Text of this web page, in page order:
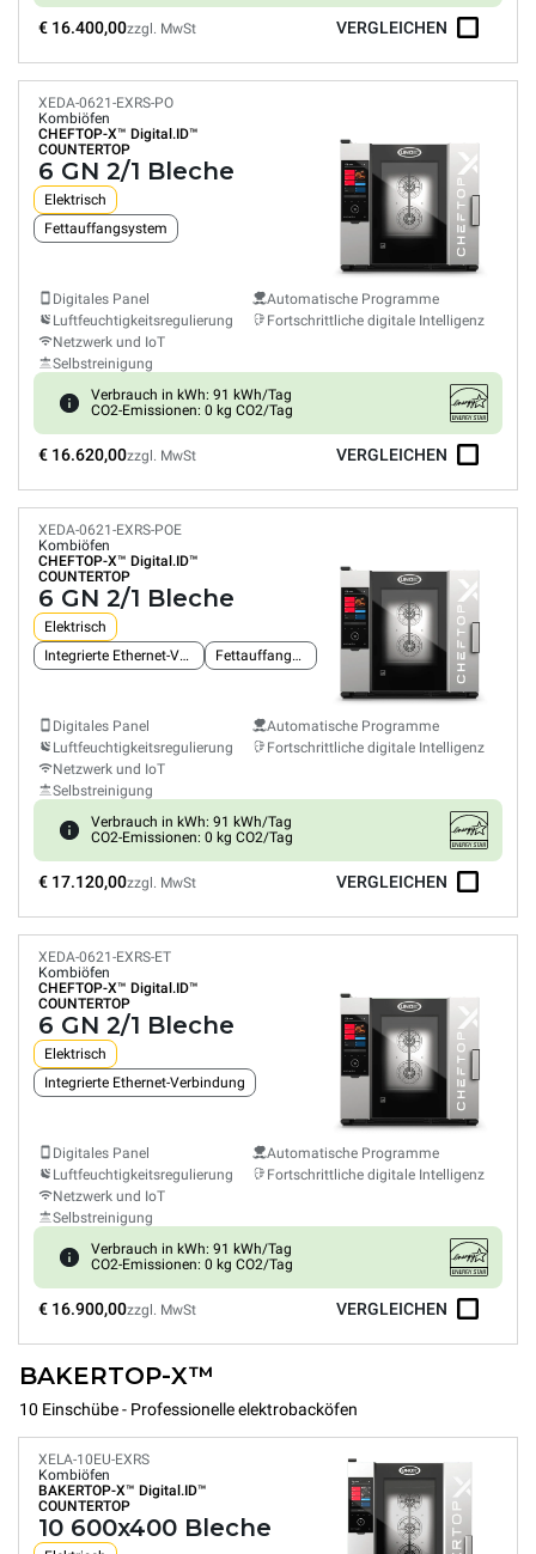
€ 16.400,00zzgl. MwSt VERGLEICHEN
XEDA-0621-EXRS-PO
Kombiöfen
CHEFTOP-X™ Digital.ID™
COUNTERTOP
6 GN 2/1 Bleche
Elektrisch
Fettauffangsystem
Digitales Panel
Luftfeuchtigkeitsregulierung
Netzwerk und IoT
Selbstreinigung
Automatische Programme
Fortschrittliche digitale Intelligenz
Verbrauch in kWh: 91 kWh/Tag
CO2-Emissionen: 0 kg CO2/Tag
€ 16.620,00zzgl. MwSt VERGLEICHEN
XEDA-0621-EXRS-POE
Kombiöfen
CHEFTOP-X™ Digital.ID™
COUNTERTOP
6 GN 2/1 Bleche
Elektrisch
Integrierte Ethernet-Verbindung
Fettauffangsystem
Digitales Panel
Luftfeuchtigkeitsregulierung
Netzwerk und IoT
Selbstreinigung
Automatische Programme
Fortschrittliche digitale Intelligenz
Verbrauch in kWh: 91 kWh/Tag
CO2-Emissionen: 0 kg CO2/Tag
€ 17.120,00zzgl. MwSt VERGLEICHEN
XEDA-0621-EXRS-ET
Kombiöfen
CHEFTOP-X™ Digital.ID™
COUNTERTOP
6 GN 2/1 Bleche
Elektrisch
Integrierte Ethernet-Verbindung
Digitales Panel
Luftfeuchtigkeitsregulierung
Netzwerk und IoT
Selbstreinigung
Automatische Programme
Fortschrittliche digitale Intelligenz
Verbrauch in kWh: 91 kWh/Tag
CO2-Emissionen: 0 kg CO2/Tag
€ 16.900,00zzgl. MwSt VERGLEICHEN
BAKERTOP-X™
10 Einschübe - Professionelle elektrobacköfen
XELA-10EU-EXRS
Kombiöfen
BAKERTOP-X™ Digital.ID™
COUNTERTOP
10 600x400 Bleche